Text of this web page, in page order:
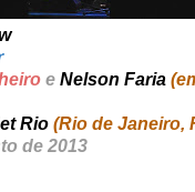
e Nelson Faria
Rio (Rio de Janeiro,
de 2013